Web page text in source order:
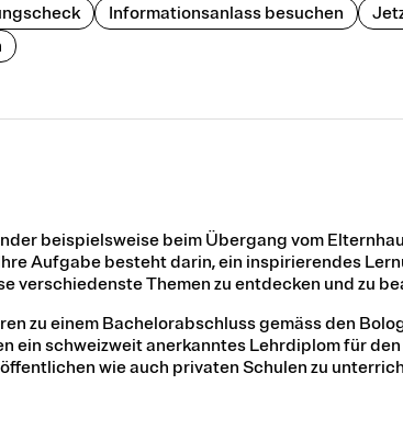
Informationsanlass besuchen
beispielsweise beim Übergang vom
Aufgabe besteht darin, ein inspirierendes
verschiedenste Themen zu entdecken und zu
zu einem Bachelorabschluss gemäss den
ein schweizweit anerkanntes Lehrdiplom für
wie auch privaten Schulen zu